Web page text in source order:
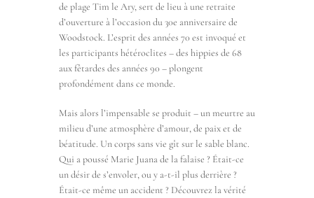
de plage Tim le Ary, sert de lieu à une retraite
d’ouverture à l’occasion du 30e anniversaire de
Woodstock. L’esprit des années 70 est invoqué et
les participants hétéroclites – des hippies de 68
aux fêtardes des années 90 – plongent
profondément dans ce monde.
Mais alors l’impensable se produit – un meurtre au
milieu d’une atmosphère d’amour, de paix et de
béatitude. Un corps sans vie gît sur le sable blanc.
Qui a poussé Marie Juana de la falaise ? Était-ce
un désir de s’envoler, ou y a-t-il plus derrière ?
Était-ce même un accident ? Découvrez la vérité